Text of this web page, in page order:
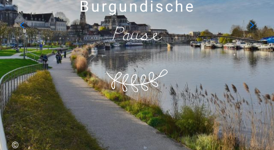
©
Burgundische
Pause